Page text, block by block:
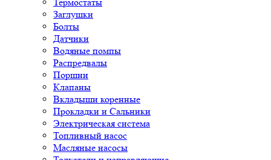
Заглушки
Болты
Датчики
Водяные помпы
Распредвалы
Поршни
Клапаны
Вкладыши коренные
Прокладки и Сальники
Электрическая система
Топливный насос
Масляные насосы